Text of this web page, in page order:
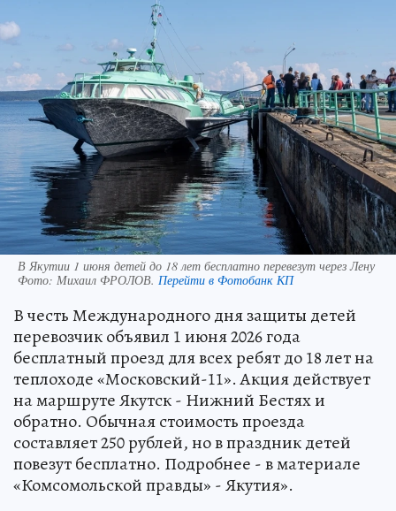
В Якутии 1 июня детей до 18 лет бесплатно перевезут через Лену
Фото: Михаил ФРОЛОВ. Перейти в Фотобанк КП
В честь Международного дня защиты детей
перевозчик объявил 1 июня 2026 года
бесплатный проезд для всех ребят до 18 лет на
теплоходе «Московский-11». Акция действует
на маршруте Якутск - Нижний Бестях и
обратно. Обычная стоимость проезда
составляет 250 рублей, но в праздник детей
повезут бесплатно. Подробнее - в материале
«Комсомольской правды» - Якутия».